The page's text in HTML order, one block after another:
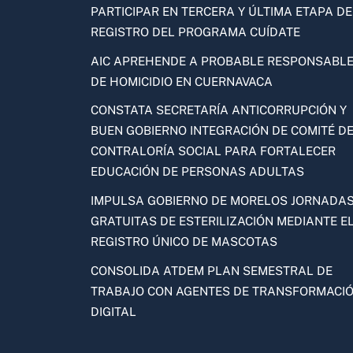
PARTICIPAR EN TERCERA Y ÚLTIMA ETAPA DE
REGISTRO DEL PROGRAMA CUÍDATE
AIC APREHENDE A PROBABLE RESPONSABLE
DE HOMICIDIO EN CUERNAVACA
CONSTATA SECRETARÍA ANTICORRUPCIÓN Y
BUEN GOBIERNO INTEGRACIÓN DE COMITÉ DE
CONTRALORÍA SOCIAL PARA FORTALECER
EDUCACIÓN DE PERSONAS ADULTAS
IMPULSA GOBIERNO DE MORELOS
GRATUITAS DE ESTERILIZACIÓN MEDIANTE EL
REGISTRO ÚNICO DE MASCOTAS
CONSOLIDA ATDEM PLAN SEMESTRAL DE
TRABAJO CON AGENTES DE
DIGITAL